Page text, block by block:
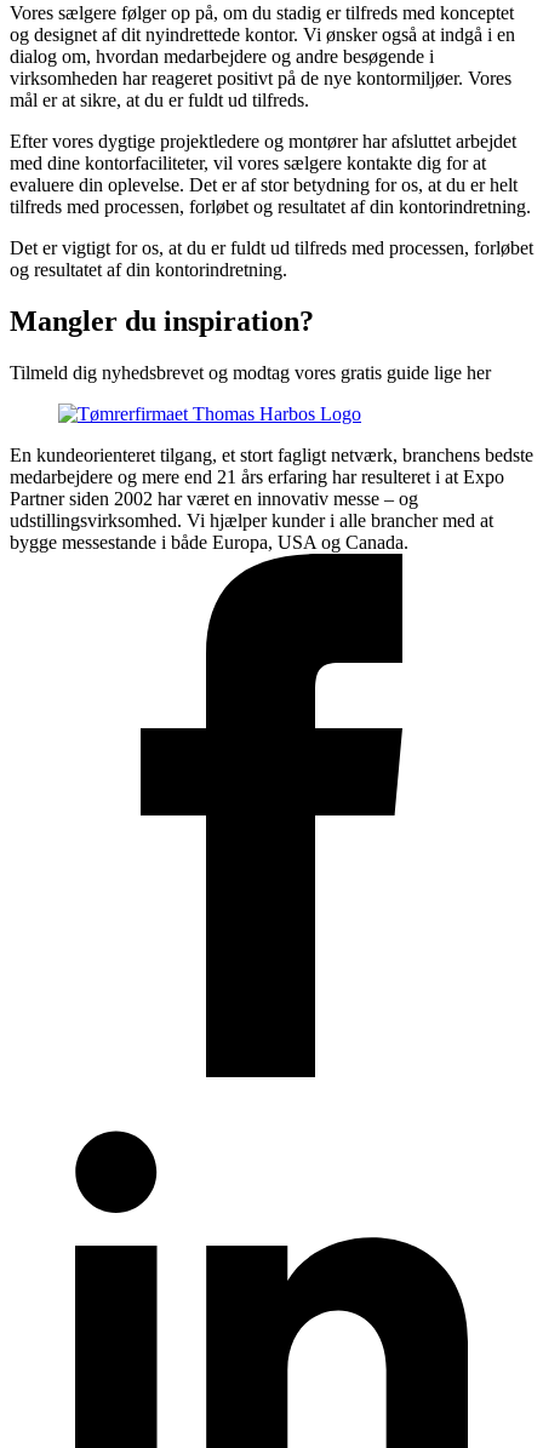
Vores sælgere følger op på, om du stadig er tilfreds med konceptet
og designet af dit nyindrettede kontor. Vi ønsker også at indgå i en
dialog om, hvordan medarbejdere og andre besøgende i
virksomheden har reageret positivt på de nye kontormiljøer. Vores
mål er at sikre, at du er fuldt ud tilfreds.
Efter vores dygtige projektledere og montører har afsluttet arbejdet
med dine kontorfaciliteter, vil vores sælgere kontakte dig for at
evaluere din oplevelse. Det er af stor betydning for os, at du er helt
tilfreds med processen, forløbet og resultatet af din kontorindretning.
Det er vigtigt for os, at du er fuldt ud tilfreds med processen, forløbet
og resultatet af din kontorindretning.
Mangler du inspiration?
Tilmeld dig nyhedsbrevet og modtag vores gratis guide lige her
En kundeorienteret tilgang, et stort fagligt netværk, branchens bedste
medarbejdere og mere end 21 års erfaring har resulteret i at Expo
Partner siden 2002 har været en innovativ messe – og
udstillingsvirksomhed. Vi hjælper kunder i alle brancher med at
bygge messestande i både Europa, USA og Canada.